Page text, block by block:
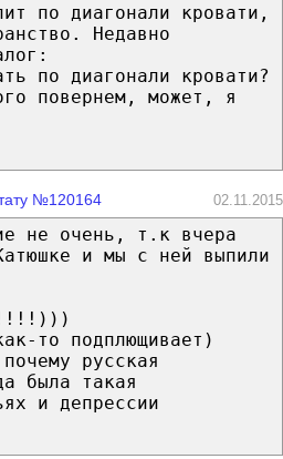
по диагонали кровати,
Недавно
по диагонали кровати?
повернем, может, я
№120164 02.11.2015
не очень, т.к вчера
и мы с ней выпили
то подплющивает)
русская
была такая
и депрессии